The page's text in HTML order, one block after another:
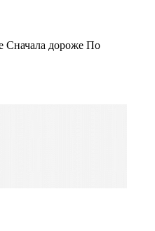
Сначала дороже По